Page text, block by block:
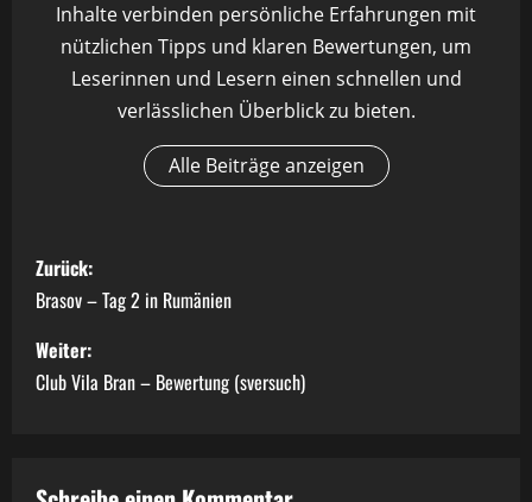
Inhalte verbinden persönliche Erfahrungen mit
nützlichen Tipps und klaren Bewertungen, um
Leserinnen und Lesern einen schnellen und
verlässlichen Überblick zu bieten.
Alle Beiträge anzeigen
B
e
i
t
Zurück:
Brasov – Tag 2 in Rumänien
Weiter:
Club Vila Bran – Bewertung (sversuch)